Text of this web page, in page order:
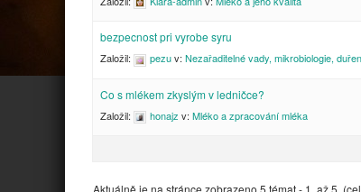
bezpecnost pri vyrobe syru
Založil: pezuv: Nezařaditelné vady, mikrobiologie,
Co s mlékem zkyslým v ledničce?
Založil: honajz v: Mléko a zpracování mléka
Aktuálně je na stránce zobrazeno 5 témat - 1. až 5.